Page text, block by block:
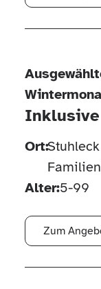
Ort:
Alter:5-99
Zum